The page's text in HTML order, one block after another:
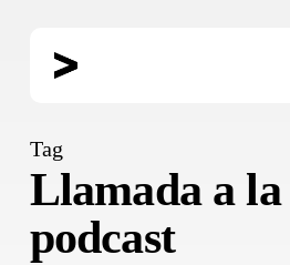
Tag
Llamada a la
podcast